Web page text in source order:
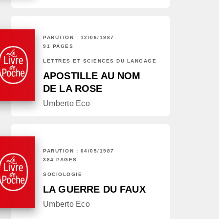
PARUTION : 12/06/1987
91 PAGES
LETTRES ET SCIENCES DU LANGAGE
APOSTILLE AU NOM
DE LA ROSE
Umberto Eco
PARUTION : 04/05/1987
384 PAGES
SOCIOLOGIE
LA GUERRE DU FAUX
Umberto Eco